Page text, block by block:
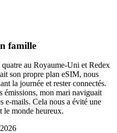
famille
au Royaume-Uni et Redex
son propre plan eSIM, nous
la journée et rester connectés.
émissions, mon mari naviguait
e-mails. Cela nous a évité une
le monde heureux.